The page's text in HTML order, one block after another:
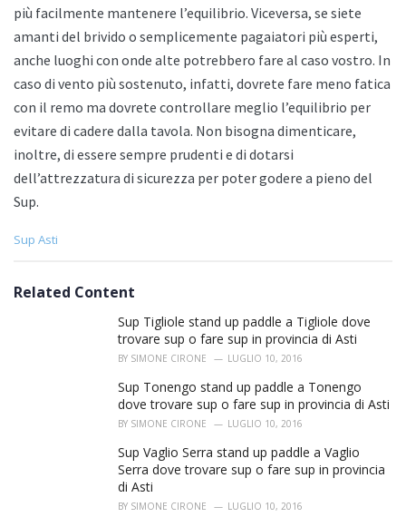
più facilmente mantenere l’equilibrio. Viceversa, se siete
amanti del brivido o semplicemente pagaiatori più esperti,
anche luoghi con onde alte potrebbero fare al caso vostro. In
caso di vento più sostenuto, infatti, dovrete fare meno fatica
con il remo ma dovrete controllare meglio l’equilibrio per
evitare di cadere dalla tavola. Non bisogna dimenticare,
inoltre, di essere sempre prudenti e di dotarsi
dell’attrezzatura di sicurezza per poter godere a pieno del
Sup.
C
e
Sup Asti
Related Content
Sup Tigliole stand up paddle a Tigliole dove
trovare sup o fare sup in provincia di Asti
BY SIMONE CIRONE LUGLIO 10, 2016
Sup Tonengo stand up paddle a Tonengo
dove trovare sup o fare sup in provincia di Asti
BY SIMONE CIRONE LUGLIO 10, 2016
Sup Vaglio Serra stand up paddle a Vaglio
Serra dove trovare sup o fare sup in provincia
di Asti
BY SIMONE CIRONE LUGLIO 10, 2016